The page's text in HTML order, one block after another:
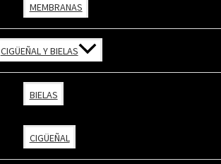
MEMBRANAS
CIGÜEÑAL Y BIELAS
BIELAS
CIGÜEÑAL